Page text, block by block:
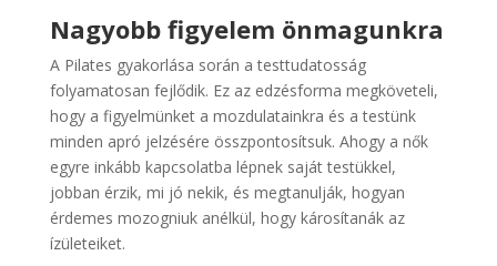
Nagyobb figyelem önmagunkra
A Pilates gyakorlása során a testtudatosság
folyamatosan fejlődik. Ez az edzésforma megköveteli,
hogy a figyelmünket a mozdulatainkra és a testünk
minden apró jelzésére összpontosítsuk. Ahogy a nők
egyre inkább kapcsolatba lépnek saját testükkel,
jobban érzik, mi jó nekik, és megtanulják, hogyan
érdemes mozogniuk anélkül, hogy károsítanák az
ízületeiket.